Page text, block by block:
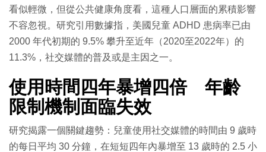
看似輕微，但從公共健康角度看，這種人口層面的累積影響
不容忽視。研究引用數據指，美國兒童 ADHD 患病率已由
2000 年代初期的 9.5% 攀升至近年（2020至2022年）的
11.3%，社交媒體的普及或是主因之一。
使用時間四年暴增四倍 年齡
限制機制面臨失效
研究揭露一個關鍵趨勢：兒童使用社交媒體的時間由 9 歲時
的每日平均 30 分鐘，在短短四年內暴增至 13 歲時的 2.5 小